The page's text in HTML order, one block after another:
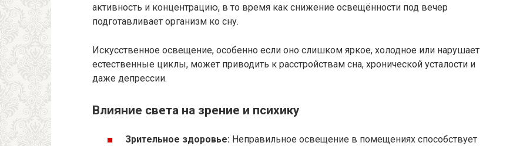
активность и концентрацию, в то время как снижение освещённости под вечер
подготавливает организм ко сну.
Искусственное освещение, особенно если оно слишком яркое, холодное или нарушает
естественные циклы, может приводить к расстройствам сна, хронической усталости и
даже депрессии.
Влияние света на зрение и психику
Зрительное здоровье: Неправильное освещение в помещениях способствует